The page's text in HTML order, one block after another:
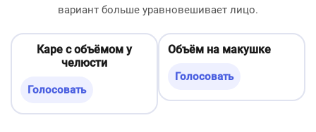
вариант больше уравновешивает лицо.
Каре с объёмом у
челюсти
Голосовать
Объём на макушке
Голосовать